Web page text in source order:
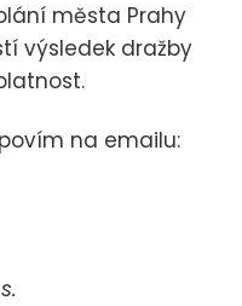
města Prahy
výsledek dražby
na emailu: